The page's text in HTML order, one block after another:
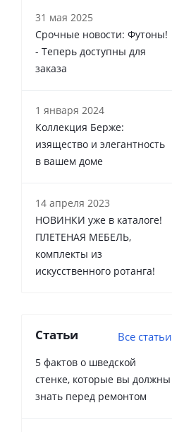
31 мая 2025
Срочные новости: Футоны!
- Теперь доступны для
заказа
1 января 2024
Коллекция Берже:
изящество и элегантность
в вашем доме
14 апреля 2023
НОВИНКИ уже в каталоге!
ПЛЕТЕНАЯ МЕБЕЛЬ,
комплекты из
искусственного ротанга!
Статьи Все статьи
5 фактов о шведской
стенке, которые вы должны
знать перед ремонтом